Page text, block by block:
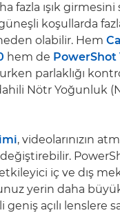
fazla ışık girmesini
koşullarda
olabilir. Hem
hem de PowerShot
parlaklığı
Nötr Yoğunluk
, videolarınızın
iç ve dış
yerin daha büyük
geniş açılı lenslere